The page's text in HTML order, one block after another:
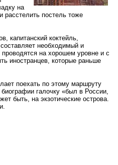
на
расстелить постель тоже
капитанский коктейль,
необходимый и
на хорошем уровне и с
иностранцев, которые раньше
поехать по этому маршруту
галочку «был в России,
быть, на экзотические острова.